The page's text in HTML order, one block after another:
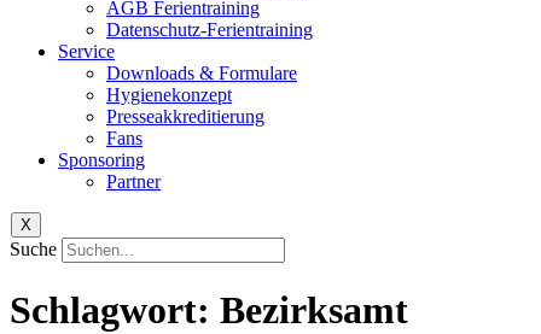
AGB Ferientraining
Datenschutz-Ferientraining
Service
Downloads & Formulare
Hygienekonzept
Presseakkreditierung
Fans
Sponsoring
Partner
X
Suche
Schlagwort: Bezirksamt